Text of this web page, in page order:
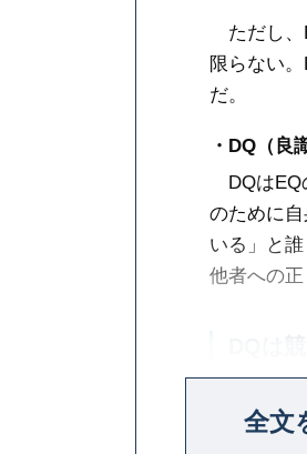
ただし、
限らない
だ。
・DQ（良
DQはEQ
のために
いる」と
他者への正
いる。全文